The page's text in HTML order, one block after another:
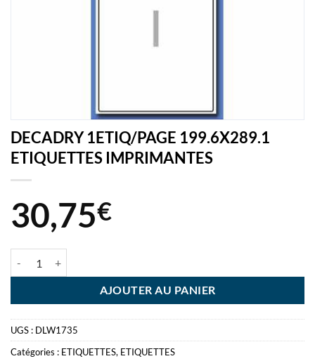
DECADRY 1ETIQ/PAGE 199.6X289.1
ETIQUETTES IMPRIMANTES
30,75€
AJOUTER AU PANIER
UGS : DLW1735
Catégories : ETIQUETTES, ETIQUETTES